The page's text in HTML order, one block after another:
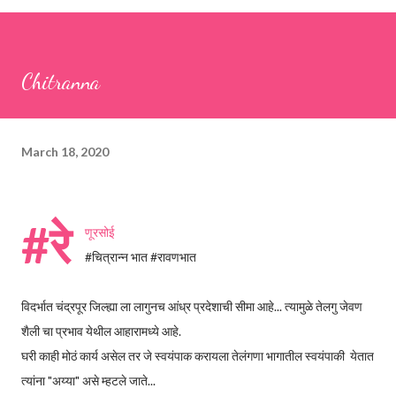
cup *Red chilli powder – 3 teaspoons *Salt – 1½ teaspoons
*White sesame seeds – 1 tablespoon Method 1. Clean the
the chopped colocasia leaves, gram flour, rice flour, red chilli
Chitranna
March 18, 2020
#रे
णूरसोई
#चित्रान्न भात #रावणभात
विदर्भात चंद्रपूर जिल्ह्या ला लागुनच आंध्र प्रदेशाची सीमा आहे... त्यामुळे तेलगु जेवण
शैली चा प्रभाव येथील आहारामध्ये आहे.
घरी काही मोठं कार्य असेल तर जे स्वयंपाक करायला तेलंगणा भागातील स्वयंपाकी येतात
त्यांना "अय्या" असे म्हटले जाते...